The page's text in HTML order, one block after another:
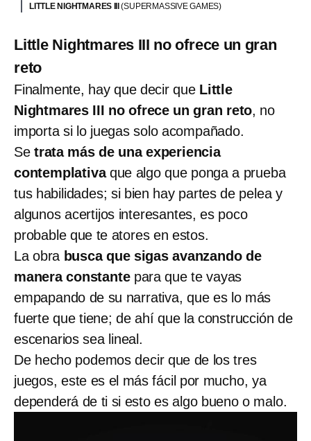
LITTLE NIGHTMARES III(SUPERMASSIVE GAMES)
Little Nightmares III no ofrece un gran
reto
Finalmente, hay que decir queLittle
Nightmares III no ofrece un gran reto, no
importa si lo juegas solo acompañado.
Se trata más de una experiencia
contemplativaque algo que ponga a prueba
tus habilidades; si bien hay partes de pelea y
algunos acertijos interesantes, es poco
probable que te atores en estos.
La obra busca que sigas avanzando de
manera constantepara que te vayas
empapando de su narrativa, que es lo más
fuerte que tiene; de ahí que la construcción de
escenarios sea lineal.
De hecho podemos decir que de los tres
juegos, este es el más fácil por mucho, ya
dependerá de ti si esto es algo bueno o malo.